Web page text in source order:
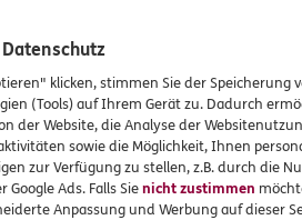
AminHuber
089 45457762
klicken, stimmen Sie der Speicherung
(Tools) auf Ihrem Gerät zu. Dadurch
der Website, die Analyse der
sowie die Möglichkeit, Ihnen
zur Verfügung zu stellen, z.B. durch die
Google Ads. Falls Sienicht zustimmen
Anpassung und Werbung auf dieser